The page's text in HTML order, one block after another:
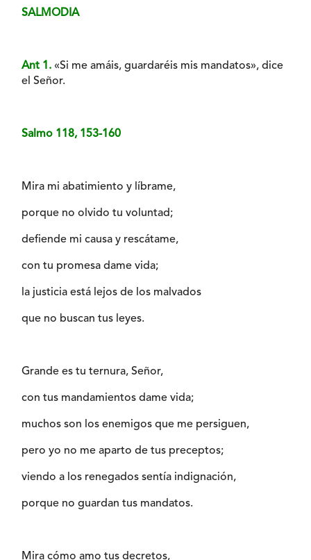
SALMODIA
Ant 1. «Si me amáis, guardaréis mis mandatos», dice
el Señor.
Salmo 118, 153-160
Mira mi abatimiento y líbrame,
porque no olvido tu voluntad;
defiende mi causa y rescátame,
con tu promesa dame vida;
la justicia está lejos de los malvados
que no buscan tus leyes.
Grande es tu ternura, Señor,
con tus mandamientos dame vida;
muchos son los enemigos que me persiguen,
pero yo no me aparto de tus preceptos;
viendo a los renegados sentía indignación,
porque no guardan tus mandatos.
Mira cómo amo tus decretos,